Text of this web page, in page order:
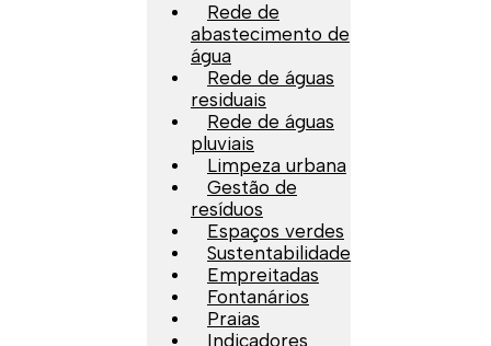
Rede de
abastecimento de
água
Rede de águas
residuais
Rede de águas
pluviais
Limpeza urbana
Gestão de
resíduos
Espaços verdes
Sustentabilidade
Empreitadas
Fontanários
Praias
Indicadores